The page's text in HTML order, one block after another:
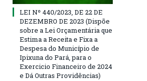
LEI Nº 440/2023, DE 22 DE
DEZEMBRO DE 2023 (Dispõe
sobre a Lei Orçamentária que
Estima a Receita e Fixa a
Despesa do Município de
Ipixuna do Pará, para o
Exercicio Financeiro de 2024
e Dá Outras Providências)